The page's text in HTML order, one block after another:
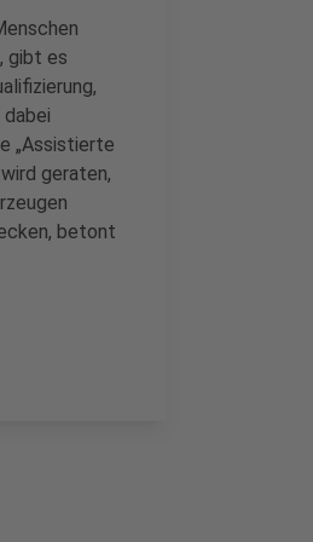
gibt es
„Assistierte
geraten,
betont